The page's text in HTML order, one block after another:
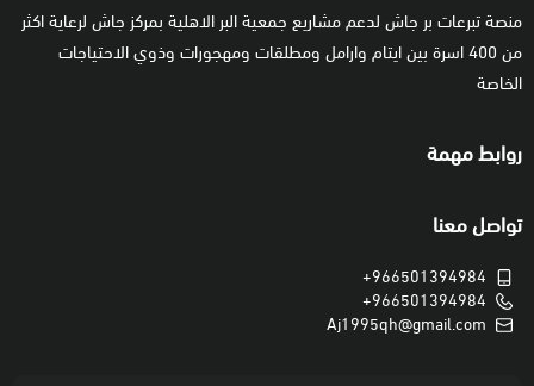
منصة تبرعات بر جاش لدعم مشاريع جمعية البر الاهلية بمركز جاش لرعاية اكثر
من 400 اسرة بين ايتام وارامل ومطلقات ومهجورات وذوي الاحتياجات
الخاصة
روابط مهمة
تواصل معنا
+966501394984
+966501394984
Aj1995qh@gmail.com